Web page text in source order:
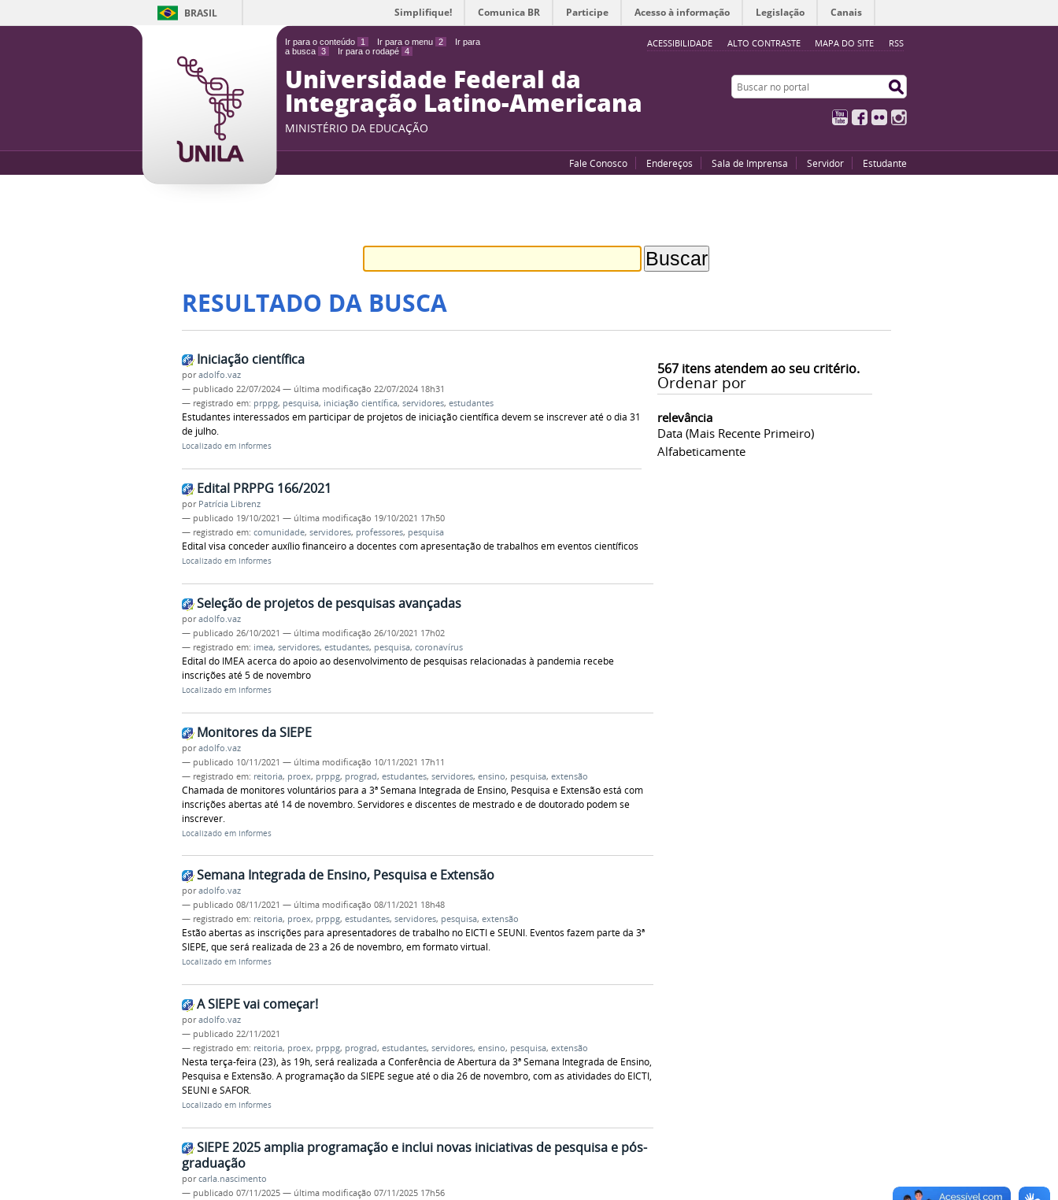
Ir para o conteúdo 1 Ir para o menu 2
Ir para
a busca 3 Ir para o rodapé 4
ACESSIBILIDADE ALTO CONTRASTE MAPA DO SITE RSS
BRASIL Simplifique! Comunica BR Participe Acesso à informação Legislação Canais
Universidade Federal da
Integração Latino-Americana
MINISTÉRIO DA EDUCAÇÃO
Buscar no portal
YouTubeFacebook
Flickr
Fale Conosco Endereços Sala de Imprensa Servidor Estudante
RESULTADO DA BUSCA
567itens atendem ao seu critério.
Ordenar por
relevância
Data (mais Recente Primeiro)
Alfabeticamente
Iniciação científica
poradolfo.vaz
— publicado 22/07/2024 — última modificação 22/07/2024 18h31
— registrado em: prppg, pesquisa, iniciação científica, servidores, estudantes
Estudantes interessados em participar de projetos de iniciação científica devem se inscrever até o dia 31
de julho.
Localizado em Informes
Edital PRPPG 166/2021
por Patrícia Librenz
— publicado 19/10/2021 — última modificação 19/10/2021 17h50
— registrado em: comunidade, servidores, professores, pesquisa
Edital visa conceder auxílio financeiro a docentes com apresentação de trabalhos em eventos científicos
Localizado em Informes
Seleção de projetos de pesquisas avançadas
poradolfo.vaz
— publicado 26/10/2021 — última modificação 26/10/2021 17h02
— registrado em: imea, servidores, estudantes, pesquisa, coronavírus
Edital do IMEA acerca do apoio ao desenvolvimento de pesquisas relacionadas à pandemia recebe
inscrições até 5 de novembro
Localizado em Informes
Monitores da SIEPE
poradolfo.vaz
— publicado 10/11/2021 — última modificação 10/11/2021 17h11
— registrado em: reitoria, proex, prppg, prograd, estudantes, servidores, ensino, pesquisa, extensão
Chamada de monitores voluntários para a 3ª Semana Integrada de Ensino, Pesquisa e Extensão está com
inscrições abertas até 14 de novembro. Servidores e discentes de mestrado e de doutorado podem se
inscrever.
Localizado em Informes
Semana Integrada de Ensino, Pesquisa e Extensão
poradolfo.vaz
— publicado 08/11/2021 — última modificação 08/11/2021 18h48
— registrado em: reitoria, proex, prppg, estudantes, servidores, pesquisa, extensão
Estão abertas as inscrições para apresentadores de trabalho no EICTI e SEUNI. Eventos fazem parte da 3ª
SIEPE, que será realizada de 23 a 26 de novembro, em formato virtual.
Localizado em Informes
A SIEPE vai começar!
poradolfo.vaz
— publicado 22/11/2021
— registrado em: reitoria, proex, prppg, prograd, estudantes, servidores, ensino, pesquisa, extensão
Nesta terça-feira (23), às 19h, será realizada a Conferência de Abertura da 3ª Semana Integrada de Ensino,
Pesquisa e Extensão. A programação da SIEPE segue até o dia 26 de novembro, com as atividades do EICTI,
SEUNI e SAFOR.
Localizado em Informes
SIEPE 2025 amplia programação e inclui novas iniciativas de pesquisa e pós-
graduação
porcarla.nascimento
— publicado 07/11/2025 — última modificação 07/11/2025 17h56